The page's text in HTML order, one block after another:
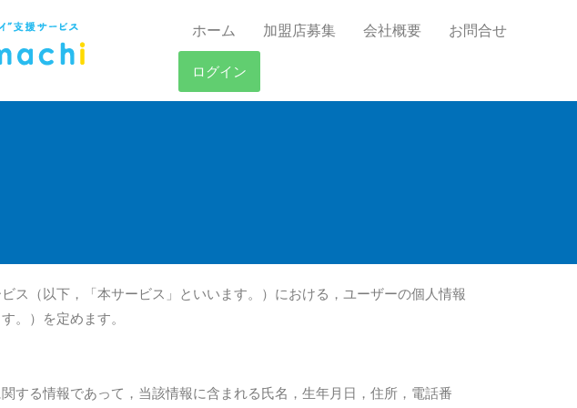
ホーム 加盟店募集 会社概要 お問合せ
ログイン
ス（以下，「本サービス」といいます。）における，ユーザーの個人情報
。）を定めます。
する情報であって，当該情報に含まれる氏名，生年月日，住所，電話番